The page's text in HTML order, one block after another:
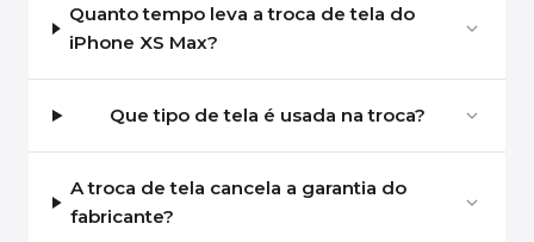
Quanto tempo leva a troca de tela do
iPhone XS Max?
Que tipo de tela é usada na troca?
A troca de tela cancela a garantia do
fabricante?